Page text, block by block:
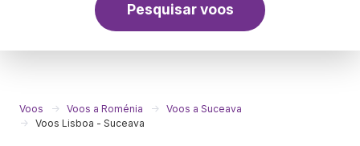
Pesquisar voos
Voos Voos a Roménia
Voos a Suceava
Voos Lisboa - Suceava